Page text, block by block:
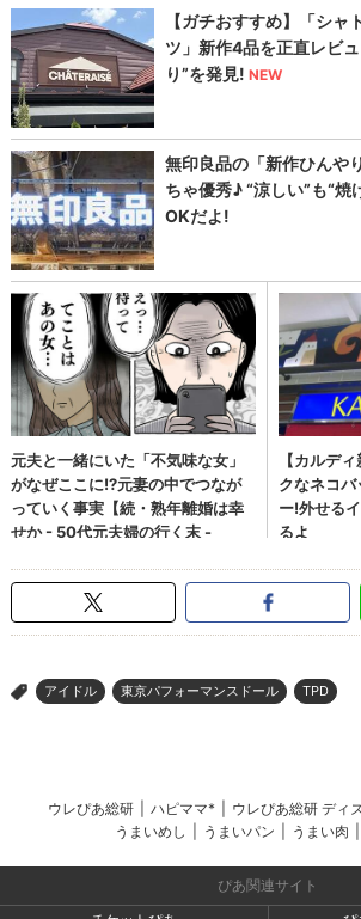
> アイドル 東京パフォーマンスドール TPD
ウレぴあ総研 ハピママ* ウレぴあ総研 ディ
うまいめし
うまいパン うまい肉
ぴあ関連サイト